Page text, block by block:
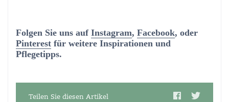
Folgen Sie uns auf Instagram, Facebook, oder
Pinterest für weitere Inspirationen und
Pflegetipps.
Teilen Sie diesen Artikel